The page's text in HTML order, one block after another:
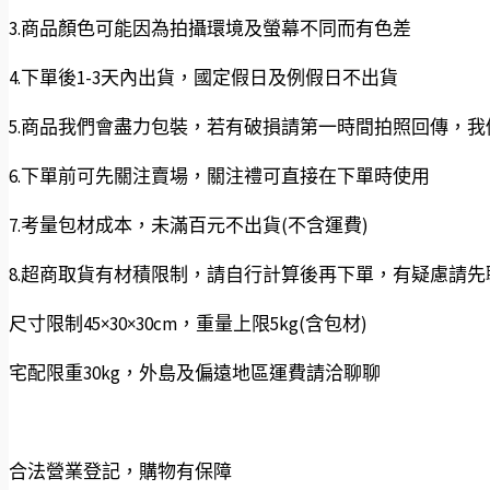
3.商品顏色可能因為拍攝環境及螢幕不同而有色差
4.下單後1-3天內出貨，國定假日及例假日不出貨
5.商品我們會盡力包裝，若有破損請第一時間拍照回傳，
6.下單前可先關注賣場，關注禮可直接在下單時使用
7.考量包材成本，未滿百元不出貨(不含運費)
8.超商取貨有材積限制，請自行計算後再下單，有疑慮請先
尺寸限制45×30×30cm，重量上限5kg(含包材)
宅配限重30kg，外島及偏遠地區運費請洽聊聊
合法營業登記，購物有保障